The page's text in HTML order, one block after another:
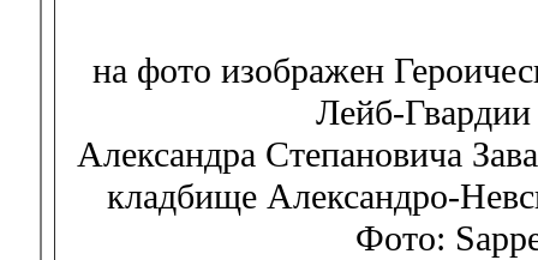
на фото изображен
Лейб-Гвардии
Александра Степановича
кладбище Александро-
Фото: